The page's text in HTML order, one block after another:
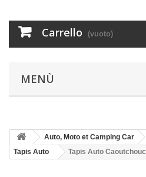
Carrello (vuoto)
MENÙ
Auto, Moto et Camping Car
Tapis Auto
Tapis Auto Caoutchouc